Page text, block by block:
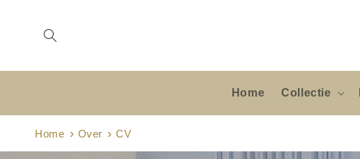
content
Home Collectie
Home Over CV